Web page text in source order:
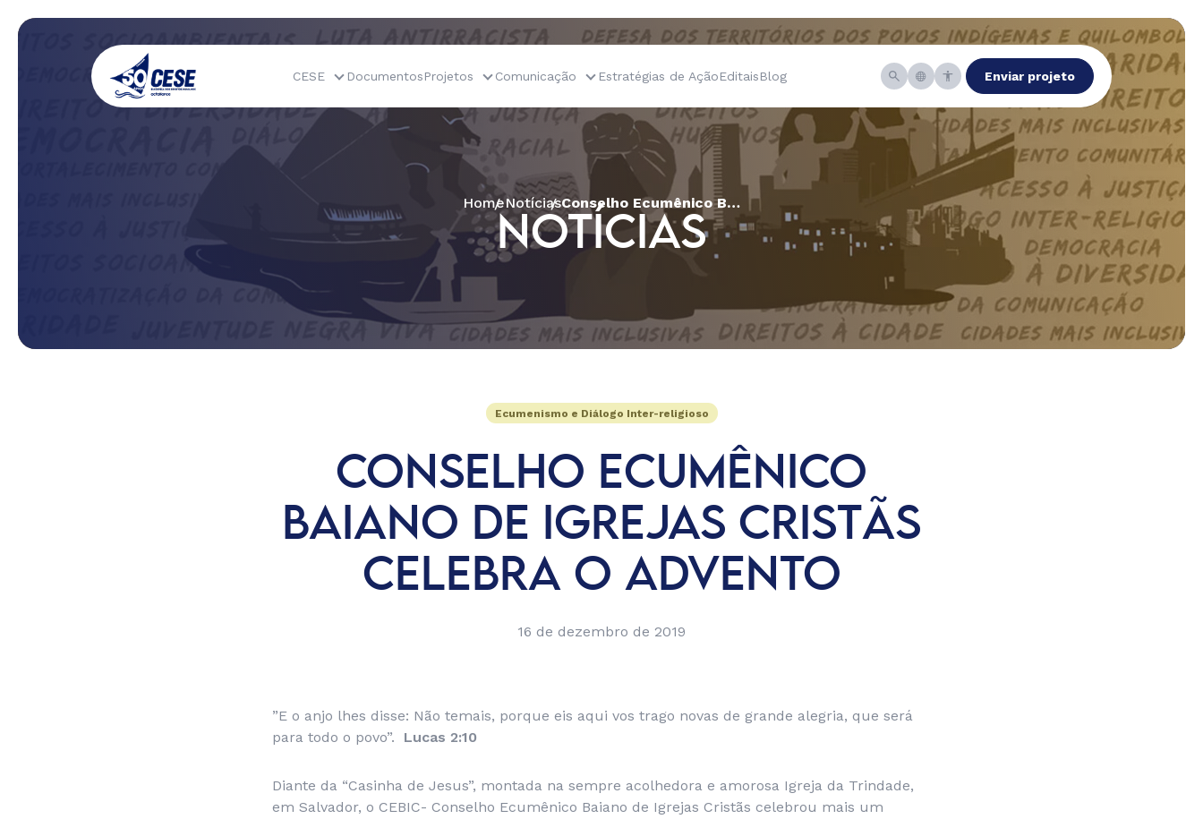
CESE DocumentosProjetos Comunicação Estratégias de AçãoEditaisBlog Enviar projeto
HomeNotícias Conselho Ecumênico Baiano de Igrejas Cristãs celebra o Advento
NOTÍCIAS
Ecumenismo e Diálogo Inter-religioso
CONSELHO ECUMÊNICO
BAIANO DE IGREJAS CRISTÃS
CELEBRA O ADVENTO
16 de dezembro de 2019
”E o anjo lhes disse: Não temais, porque eis aqui vos trago novas de grande alegria, que será
para todo o povo”.
Lucas 2:10
Diante da “Casinha de Jesus”, montada na sempre acolhedora e amorosa Igreja da Trindade,
em Salvador, o CEBIC- Conselho Ecumênico Baiano de Igrejas Cristãs celebrou mais um